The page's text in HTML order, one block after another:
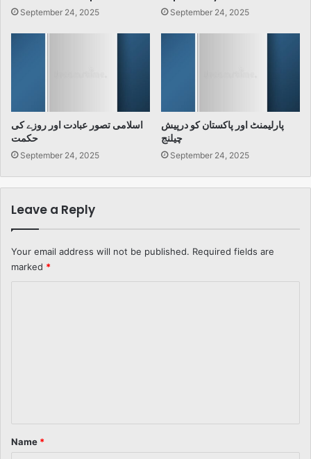
September 24, 2025 September 24, 2025
اسلامی تصور عبادت اور روزے کی
حکمت
September 24, 2025
پارلیمنٹ اور پاکستان کو درپیش
چیلنج
September 24, 2025
Leave a Reply
Your email address will not be published. Required fields are
marked *
*
Name *